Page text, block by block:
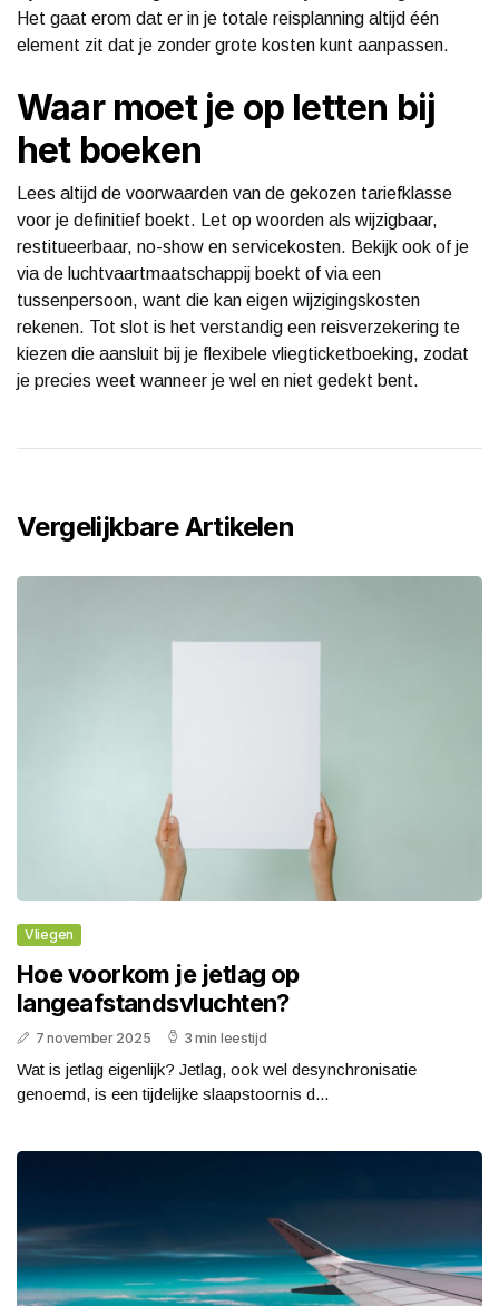
Het gaat erom dat er in je totale reisplanning altijd één
element zit dat je zonder grote kosten kunt aanpassen.
Waar moet je op letten bij
het boeken
Lees altijd de voorwaarden van de gekozen tariefklasse
voor je definitief boekt. Let op woorden als wijzigbaar,
restitueerbaar, no-show en servicekosten. Bekijk ook of je
via de luchtvaartmaatschappij boekt of via een
tussenpersoon, want die kan eigen wijzigingskosten
rekenen. Tot slot is het verstandig een reisverzekering te
kiezen die aansluit bij je flexibele vliegticketboeking, zodat
je precies weet wanneer je wel en niet gedekt bent.
Vergelijkbare Artikelen
Vliegen
Hoe voorkom je jetlag op
langeafstandsvluchten?
7 november 2025 3 min leestijd
Wat is jetlag eigenlijk? Jetlag, ook wel desynchronisatie
genoemd, is een tijdelijke slaapstoornis d...